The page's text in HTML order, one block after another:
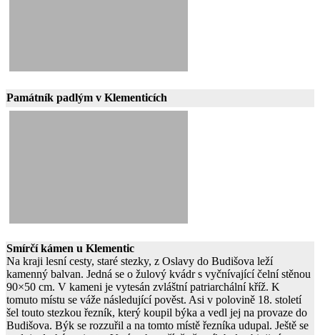
Památník padlým v Klementicích
Smírčí kámen u Klementic
Na kraji lesní cesty, staré stezky, z Oslavy do Budišova leží
kamenný balvan. Jedná se o žulový kvádr s vyčnívající čelní stěnou
90×50 cm. V kameni je vytesán zvláštní patriarchální kříž. K
tomuto místu se váže následující pověst. Asi v polovině 18. století
šel touto stezkou řezník, který koupil býka a vedl jej na provaze do
Budišova. Býk se rozzuřil a na tomto místě řezníka udupal. Ještě se